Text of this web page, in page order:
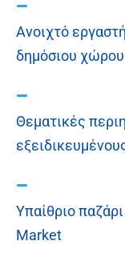
Ανοιχτό
δημόσιου χώρου
Θεματικές
Υπαίθριο
Market